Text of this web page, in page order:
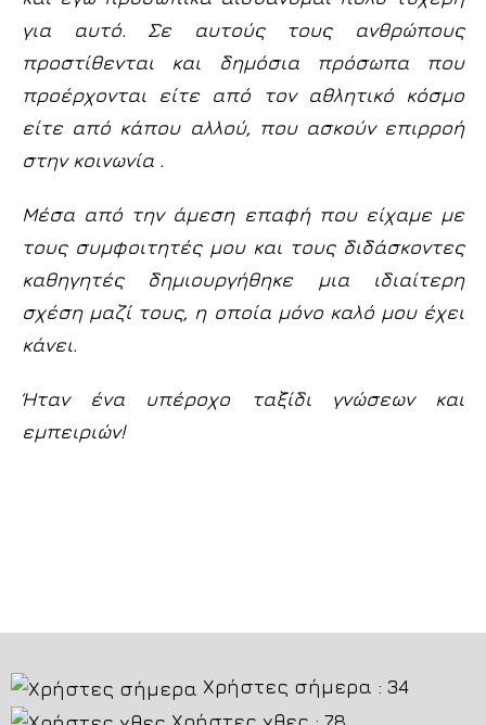
για αυτό. Σε αυτούς τους ανθρώπους
προστίθενται και δημόσια πρόσωπα που
προέρχονται είτε από τον αθλητικό κόσμο
είτε από κάπου αλλού, που ασκούν επιρροή
στην κοινωνία .
Μέσα από την άμεση επαφή που είχαμε με
τους συμφοιτητές μου και τους διδάσκοντες
καθηγητές δημιουργήθηκε μια ιδιαίτερη
σχέση μαζί τους, η οποία μόνο καλό μου έχει
κάνει.
Ήταν ένα υπέροχο ταξίδι γνώσεων και
εμπειριών!
Χρήστες σήμερα : 34